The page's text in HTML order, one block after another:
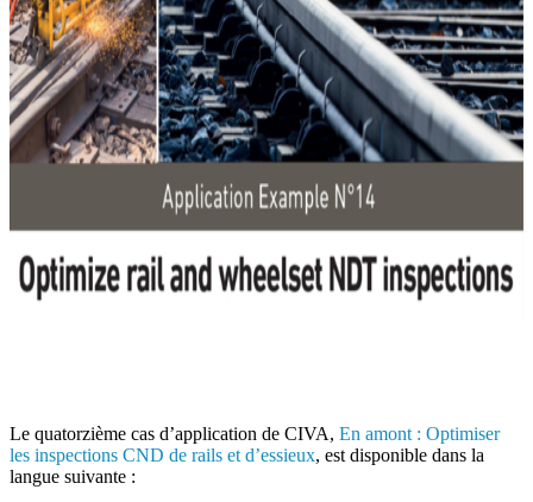
Le quatorzième cas d’application de CIVA, En amont : Optimiser
les inspections CND de rails et d’essieux, est disponible dans la
langue suivante :